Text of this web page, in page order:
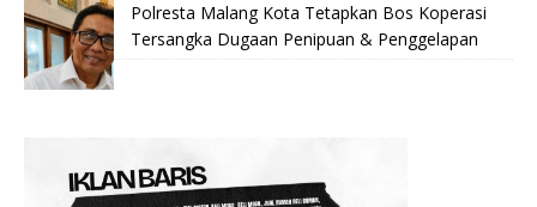
Polresta Malang Kota Tetapkan Bos Koperasi
Tersangka Dugaan Penipuan & Penggelapan